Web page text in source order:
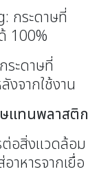
กระดาษที่
100%
กระดาษที่
งจากใช้งาน
แทนพลาสติก
อสิ่งแวดล้อม
าหารจากเยื่อ